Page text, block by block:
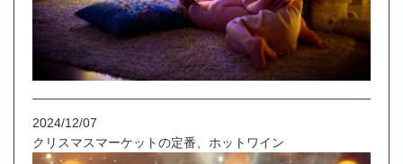
2024/12/07
クリスマスマーケットの定番、ホットワイン